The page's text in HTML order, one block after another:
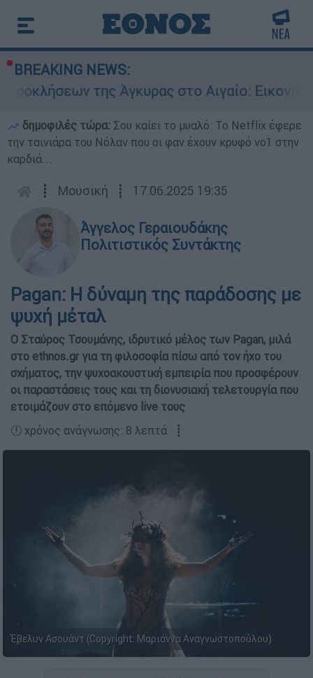
BREAKING NEWS:
της Άγκυρας στο Αιγαίο: Εικονική
δημοφιλές τώρα: Σου καίει το μυαλό: Το Netflix έφερε
την ταινιάρα του Νόλαν που οι φαν έχουν κρυφό νο1 στην
καρδιά...
┋ Μουσική ┋ 17.06.2025 19:35
Άγγελος Γεραιουδάκης
Πολιτιστικός Συντάκτης
Pagan: Η δύναμη της παράδοσης με
ψυχή μέταλ
Ο Σταύρος Τσουμάνης, ιδρυτικό μέλος των Pagan, μιλά
στο ethnos.gr για τη φιλοσοφία πίσω από τον ήχο του
σχήματος, την ψυχοακουστική εμπειρία που προσφέρουν
οι παραστάσεις τους και τη διονυσιακή τελετουργία που
ετοιμάζουν στο επόμενο live τους
🕛 χρόνος ανάγνωσης: 8 λεπτά ┋
Έβελυν Ασουάντ (Copyright: Μαριάννα Αναγνωστοπούλου)